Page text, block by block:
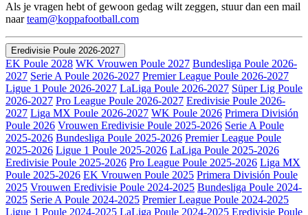
Als je vragen hebt of gewoon gedag wilt zeggen, stuur dan een mail
naarteam@koppafootball.com
Eredivisie Poule 2026-2027
EK Poule 2028 WK Vrouwen Poule 2027 Bundesliga Poule 2026-
2027 Serie A Poule 2026-2027 Premier League Poule 2026-2027
Ligue 1 Poule 2026-2027 LaLiga Poule 2026-2027 Süper Lig Poule
2026-2027 Pro League Poule 2026-2027 Eredivisie Poule 2026-
2027 Liga MX Poule 2026-2027 WK Poule 2026 Primera División
Poule 2026 Vrouwen Eredivisie Poule 2025-2026 Serie A Poule
2025-2026 Bundesliga Poule 2025-2026 Premier League Poule
2025-2026 Ligue 1 Poule 2025-2026 LaLiga Poule 2025-2026
Eredivisie Poule 2025-2026 Pro League Poule 2025-2026 Liga MX
Poule 2025-2026 EK Vrouwen Poule 2025 Primera División Poule
2025 Vrouwen Eredivisie Poule 2024-2025 Bundesliga Poule 2024-
2025 Serie A Poule 2024-2025 Premier League Poule 2024-2025
Ligue 1 Poule 2024-2025 LaLiga Poule 2024-2025 Eredivisie Poule